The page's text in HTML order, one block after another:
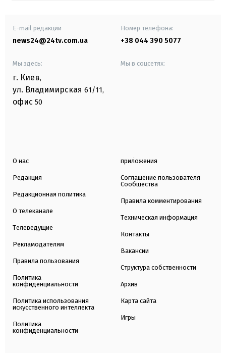
E-mail редакции
news24@24tv.com.ua
Номер телефона:
+38 044 390 5077
Мы здесь:
г. Киев,
ул. Владимирская 61/11,
офис 50
Мы в соцсетях:
О нас
Редакция
Редакционная политика
О телеканале
Телеведущие
Рекламодателям
Правила пользования
Политика
конфиденциальности
Политика использования
искусственного интеллекта
Политика
конфиденциальности
приложения
Соглашение пользователя
Сообщества
Правила комментирования
Техническая информация
Контакты
Вакансии
Структура собственности
Архив
Карта сайта
Игры